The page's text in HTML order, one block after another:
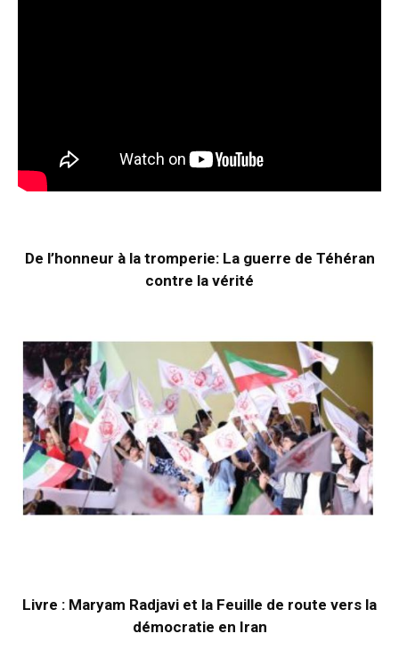
De l’honneur à la tromperie: La guerre de Téhéran
contre la vérité
Livre : Maryam Radjavi et la Feuille de route vers la
démocratie en Iran